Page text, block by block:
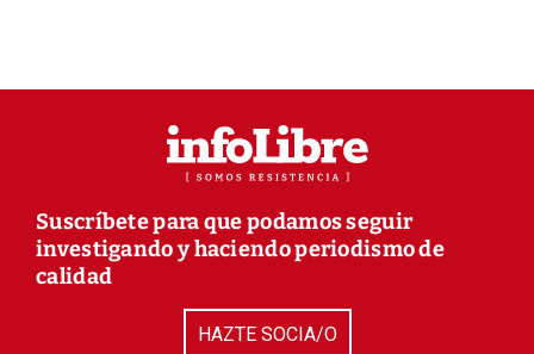
Suscríbete para que podamos seguir
investigando y haciendo periodismo de
calidad
HAZTE SOCIA/O